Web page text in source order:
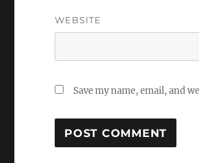
WEBSITE
Save my name, email, and